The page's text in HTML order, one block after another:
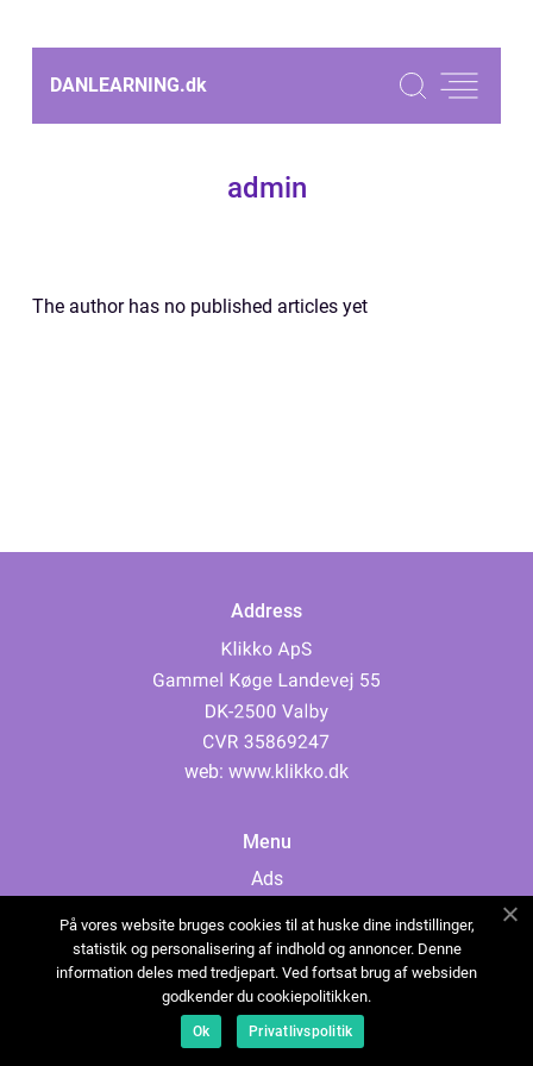
DANLEARNING.dk
admin
The author has no published articles yet
Address
web: www.klikko.dk
Menu
Ads
Cookies
Contact
Sitemap
På vores website bruges cookies til at huske dine indstillinger,
statistik og personalisering af indhold og annoncer. Denne
information deles med tredjepart. Ved fortsat brug af websiden
godkender du cookiepolitikken.
Ok Privatlivspolitik